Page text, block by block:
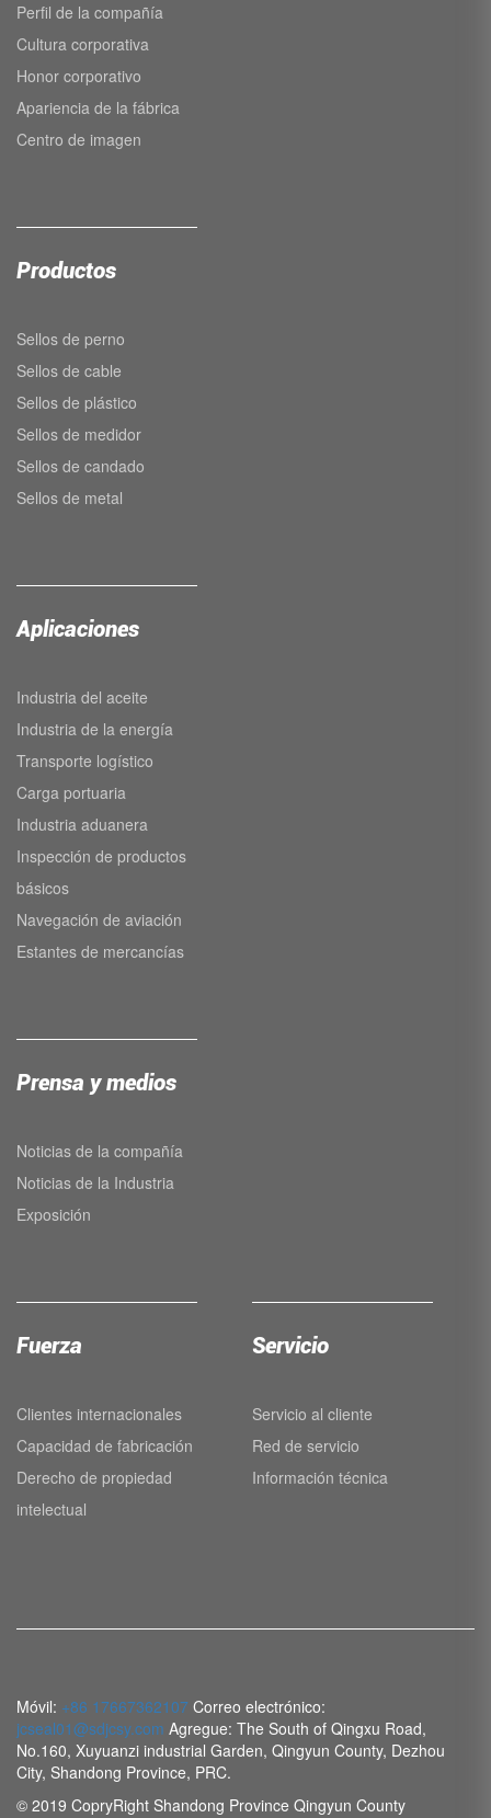
Perfil de la compañía
Cultura corporativa
Honor corporativo
Apariencia de la fábrica
Centro de imagen
Productos
Sellos de perno
Sellos de cable
Sellos de plástico
Sellos de medidor
Sellos de candado
Sellos de metal
Aplicaciones
Industria del aceite
Industria de la energía
Transporte logístico
Carga portuaria
Industria aduanera
Inspección de productos
básicos
Navegación de aviación
Estantes de mercancías
Prensa y medios
Noticias de la compañía
Noticias de la Industria
Exposición
Fuerza
Clientes internacionales
Capacidad de fabricación
Derecho de propiedad
intelectual
Servicio
Servicio al cliente
Red de servicio
Información técnica
Móvil: +86 17667362107 Correo electrónico:
jcseal01@sdjcsy.com Agregue: The South of Qingxu Road,
No.160, Xuyuanzi industrial Garden, Qingyun County, Dezhou
City, Shandong Province, PRC.
© 2019 CopryRight Shandong Province Qingyun County